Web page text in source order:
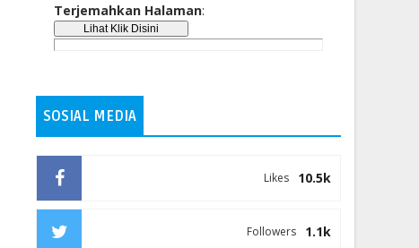
Terjemahkan Halaman:
SOSIAL MEDIA
10.5k
Likes
1.1k
Followers